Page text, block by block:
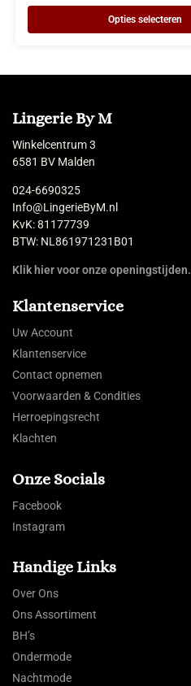
Opties selecteren
Lingerie By M
Winkelcentrum 3
6581 BV Malden
024-6690325
Info@LingerieByM.nl
KvK: 81177739
BTW: NL861971231B01
Klik hier voor onze openingstijden.
Klantenservice
Uw Account
Klantenservice
Contact opnemen
Voorwaarden & Condities
Herroepingsrecht
Klachten
Onze Socials
Facebook
Instagram
Handige Links
Over Ons
Ons Assortiment
BH’s
Ondermode
Nachtmode